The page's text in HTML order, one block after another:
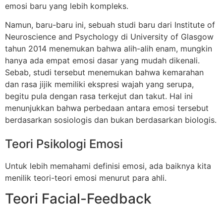
emosi baru yang lebih kompleks.
Namun, baru-baru ini, sebuah studi baru dari Institute of
Neuroscience and Psychology di University of Glasgow
tahun 2014 menemukan bahwa alih-alih enam, mungkin
hanya ada empat emosi dasar yang mudah dikenali.
Sebab, studi tersebut menemukan bahwa kemarahan
dan rasa jijik memiliki ekspresi wajah yang serupa,
begitu pula dengan rasa terkejut dan takut. Hal ini
menunjukkan bahwa perbedaan antara emosi tersebut
berdasarkan sosiologis dan bukan berdasarkan biologis.
Teori Psikologi Emosi
Untuk lebih memahami definisi emosi, ada baiknya kita
menilik teori-teori emosi menurut para ahli.
Teori Facial-Feedback